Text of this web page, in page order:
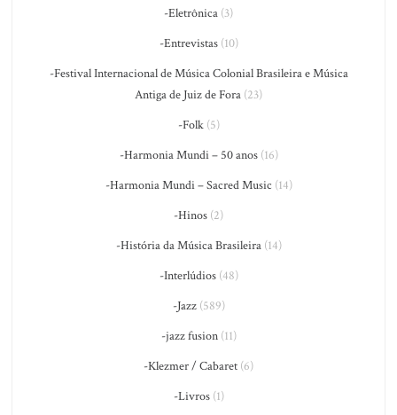
-Eletrônica (3)
-Entrevistas(10)
-Festival Internacional de Música Colonial Brasileira e Música
Antiga de Juiz de Fora (23)
-Folk(5)
-Harmonia Mundi – 50 anos(16)
-Harmonia Mundi – Sacred Music (14)
-Hinos (2)
-História da Música Brasileira(14)
-Interlúdios(48)
-Jazz(589)
-jazz fusion(11)
-Klezmer / Cabaret (6)
-Livros(1)